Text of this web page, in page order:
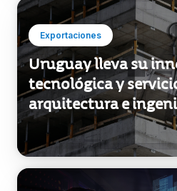
Exportaciones
Uruguay lleva su
tecnológica y
arquitectura e